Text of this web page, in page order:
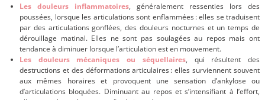
Les douleurs inflammatoires, généralement ressenties lors des
poussées, lorsque les articulations sont enflammées : elles se traduisent
par des articulations gonflées, des douleurs nocturnes et un temps de
dérouillage matinal. Elles ne sont pas soulagées au repos mais ont
tendance à diminuer lorsque l’articulation est en mouvement.
Les douleurs mécaniques ou séquellaires, qui résultent des
destructions et des déformations articulaires : elles surviennent souvent
aux mêmes horaires et provoquent une sensation d’ankylose ou
d’articulations bloquées. Diminuant au repos et s’intensifiant à l’effort,